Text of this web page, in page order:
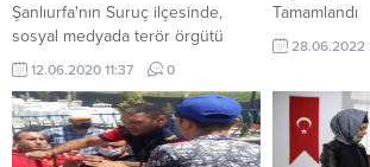
Şanlıurfa'nın Suruç ilçesinde,
sosyal medyada terör örgütü
PKK/KCK'nın propagandası
yaptıkları iddiasıyla gözaltına
alınan karı koca tutuklandı.
12.06.2020 11:37 0
Tamamlandı
28.06.2022